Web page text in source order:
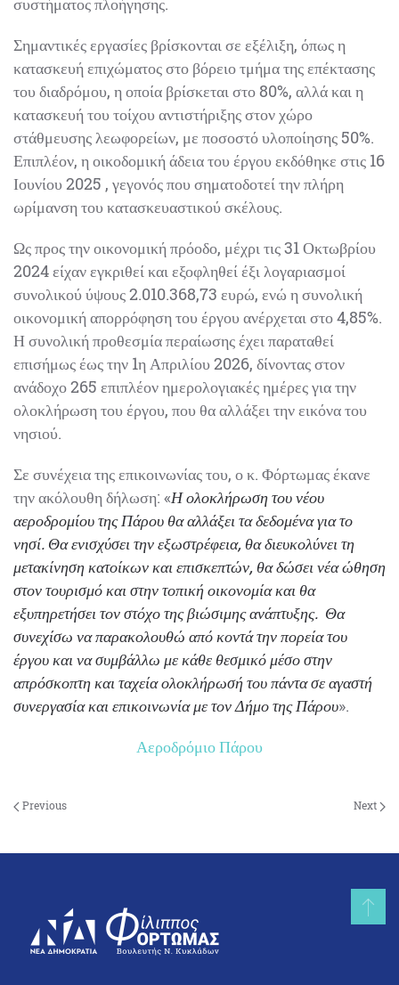
κατασκευή επιχώματος στο βόρειο τμήμα της
επέκτασης του διαδρόμου, η οποία βρίσκεται στο 80%,
αλλά και η κατασκευή του τοίχου αντιστήριξης στον
χώρο στάθμευσης λεωφορείων, με ποσοστό
υλοποίησης 50%. Επιπλέον, η οικοδομική άδεια του
έργου εκδόθηκε στις 16 Ιουνίου 2025 , γεγονός που
σηματοδοτεί την πλήρη ωρίμανση του
κατασκευαστικού σκέλους.
Ως προς την οικονομική πρόοδο, μέχρι τις 31
Οκτωβρίου 2024 είχαν εγκριθεί και εξοφληθεί έξι
λογαριασμοί συνολικού ύψους 2.010.368,73 ευρώ, ενώ
η συνολική οικονομική απορρόφηση του έργου
ανέρχεται στο 4,85%. Η συνολική προθεσμία
περαίωσης έχει παραταθεί επισήμως έως την 1η
Απριλίου 2026, δίνοντας στον ανάδοχο 265 επιπλέον
ημερολογιακές ημέρες για την ολοκλήρωση του έργου,
που θα αλλάξει την εικόνα του νησιού.
Σε συνέχεια της επικοινωνίας του, ο κ. Φόρτωμας έκανε
την ακόλουθη δήλωση: «Η ολοκλήρωση του νέου
αεροδρομίου της Πάρου θα αλλάξει τα δεδομένα για το
νησί. Θα ενισχύσει την εξωστρέφεια, θα διευκολύνει τη
μετακίνηση κατοίκων και επισκεπτών, θα δώσει νέα
ώθηση στον τουρισμό και στην τοπική οικονομία και θα
εξυπηρετήσει τον στόχο της βιώσιμης ανάπτυξης. Θα
συνεχίσω να παρακολουθώ από κοντά την πορεία του
έργου και να συμβάλλω με κάθε θεσμικό μέσο στην
απρόσκοπτη και ταχεία ολοκλήρωσή του πάντα σε αγαστή
συνεργασία και επικοινωνία με τον Δήμο της Πάρου».
Αεροδρόμιο Πάρου
Previous Next